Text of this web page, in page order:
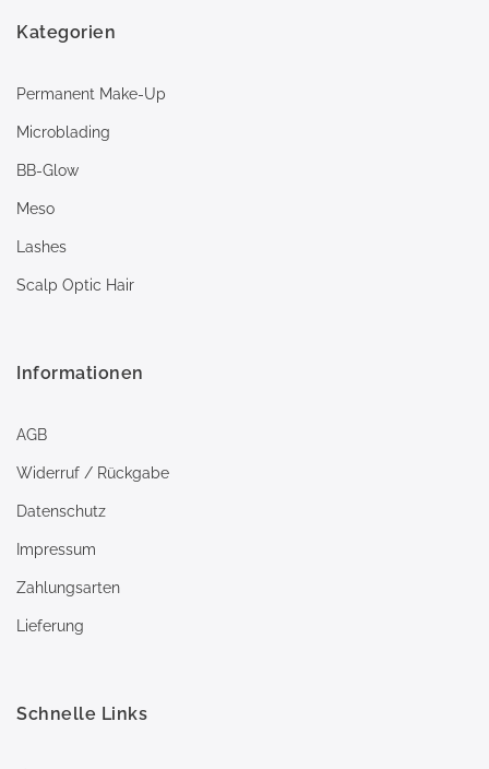
Kategorien
Permanent Make-Up
Microblading
BB-Glow
Meso
Lashes
Scalp Optic Hair
Informationen
AGB
Widerruf / Rückgabe
Datenschutz
Impressum
Zahlungsarten
Lieferung
Schnelle Links